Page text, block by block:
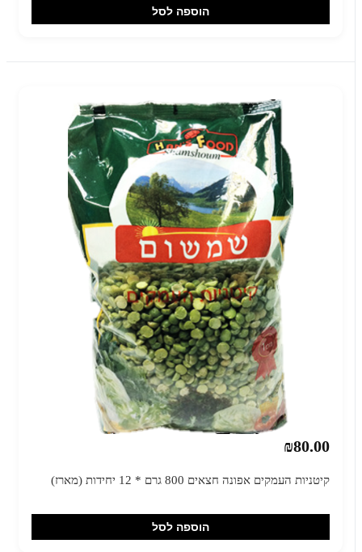
הוספה לסל
₪80.00
קיטניות העמקים אפונה חצאים 800 גרם * 12 יחידות (מארז)
הוספה לסל